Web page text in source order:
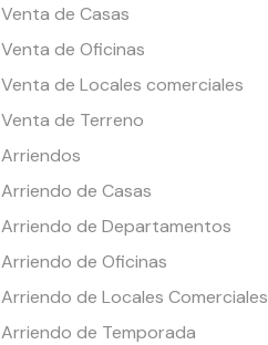
Venta de Casas
Venta de Oficinas
Venta de Locales comerciales
Venta de Terreno
Arriendos
Arriendo de Casas
Arriendo de Departamentos
Arriendo de Oficinas
Arriendo de Locales Comerciales
Arriendo de Temporada